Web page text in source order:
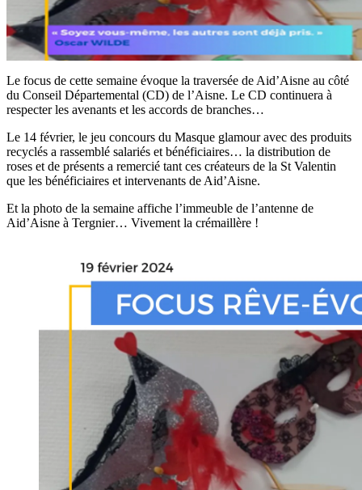
Le focus de cette semaine évoque la traversée de Aid’Aisne au côté
du Conseil Départemental (CD) de l’Aisne. Le CD continuera à
respecter les avenants et les accords de branches…
Le 14 février, le jeu concours du Masque glamour avec des produits
recyclés a rassemblé salariés et bénéficiaires… la distribution de
roses et de présents a remercié tant ces créateurs de la St Valentin
que les bénéficiaires et intervenants de Aid’Aisne.
Et la photo de la semaine affiche l’immeuble de l’antenne de
Aid’Aisne à Tergnier… Vivement la crémaillère !